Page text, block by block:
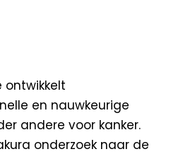
ontwikkelt
en nauwkeurige
andere voor kanker.
onderzoek naar de